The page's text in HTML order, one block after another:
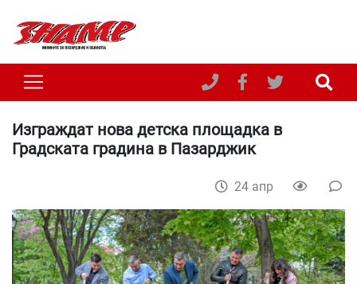
Изграждат нова детска площадка в
Градската градина в Пазарджик
24 апр